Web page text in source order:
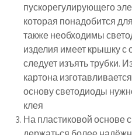
пускорегулирующего
которая понадобится
также необходимы
изделия имеет крышку с
следует изъять трубки.
картона
основу светодиоды
клея
На пластиковой основе